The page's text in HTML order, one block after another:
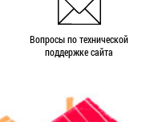
Вопросы по технической
поддержке сайта